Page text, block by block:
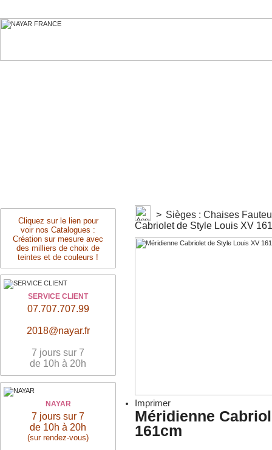
Cliquez sur le lien pour
voir nos Catalogues :
Création sur mesure avec
des milliers de choix de
teintes et de couleurs !
SERVICE CLIENT
07.707.707.99
2018@nayar.fr
7 jours sur 7
de 10h à 20h
NAYAR
7 jours sur 7
de 10h à 20h
(sur rendez-vous)
> Sièges : Chaises
Cabriolet de Style Louis XV
Imprimer
Méridienne
161cm